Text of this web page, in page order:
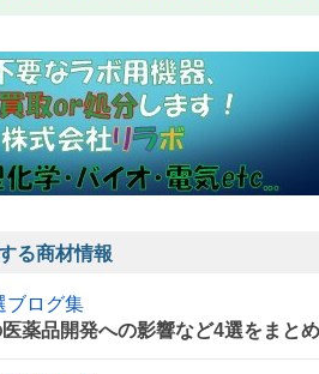
る商材情報
ブログ集
薬品開発への影響など4選をまと